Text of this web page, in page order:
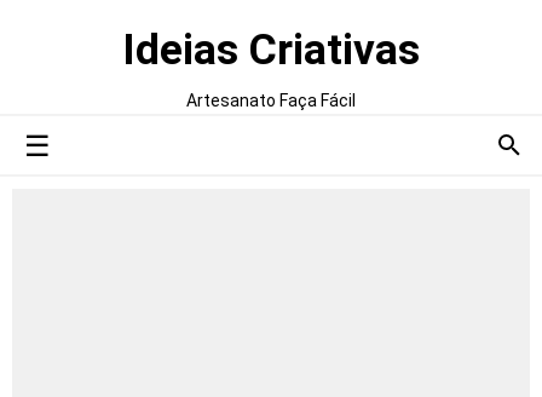
Ideias Criativas
Artesanato Faça Fácil